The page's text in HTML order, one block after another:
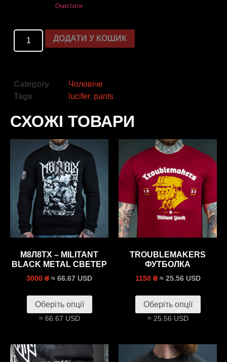
Очистити
ДОДАТИ У КОШИК
Category
Чоловіче
Tags
lucifer, pants
СХОЖІ ТОВАРИ
М8Л8ТХ – MILITANT
BLACK METAL СВЕТЕР
3000 ₴ ≈ 66.67 USD
Оберіть опції
≈ 66.67 USD
TROUBLEMAKERS
ФУТБОЛКА
1150 ₴ ≈ 25.56 USD
Оберіть опції
≈ 25.56 USD